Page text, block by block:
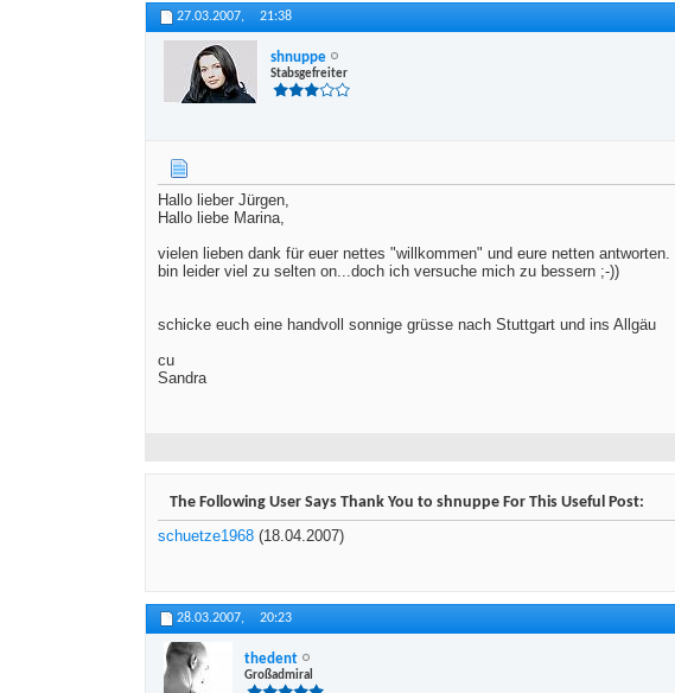
27.03.2007, 21:38
shnuppe
Stabsgefreiter
Hallo lieber Jürgen,
Hallo liebe Marina,
vielen lieben dank für euer nettes "willkommen" und eure netten antworten.
bin leider viel zu selten on...doch ich versuche mich zu bessern ;-))
schicke euch eine handvoll sonnige grüsse nach Stuttgart und ins Allgäu
cu
Sandra
The Following User Says Thank You to shnuppe For This Useful Post:
schuetze1968 (18.04.2007)
28.03.2007, 20:23
thedent
Großadmiral